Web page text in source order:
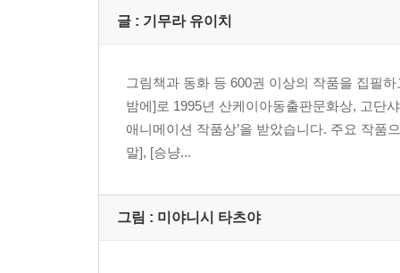
글 : 기무라 유이치
그림책과 동화 등 600권 이상의 작품을 집필
밤에]로 1995년 산케이아동출판문화상, 고단
애니메이션 작품상’을 받았습니다. 주요 작품
말], [승냥...
그림 : 미야니시 타츠야